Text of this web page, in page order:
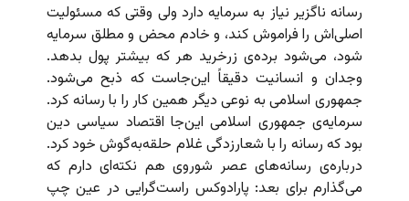
رسانه ناگزیر نیاز به سرمایه دارد ولی وقتی که مسئولیت
اصلی‌اش را فراموش کند، و خادم محض و مطلق سرمایه
شود، می‌شود برده‌ی زرخرید هر که بیشتر پول بدهد.
وجدان و انسانیت دقیقاً این‌جاست که ذبح می‌شود.
جمهوری اسلامی به نوعی دیگر همین کار را با رسانه کرد.
سرمایه‌ی جمهوری اسلامی این‌جا اقتصاد سیاسی دین
بود که رسانه را با شعارزدگی غلام حلقه‌به‌‌‌گوش خود کرد.
درباره‌ی رسانه‌های عصر شوروی هم نکته‌ای دارم که
می‌گذارم برای بعد: پارادوکس راست‌گرایی در عین چپ